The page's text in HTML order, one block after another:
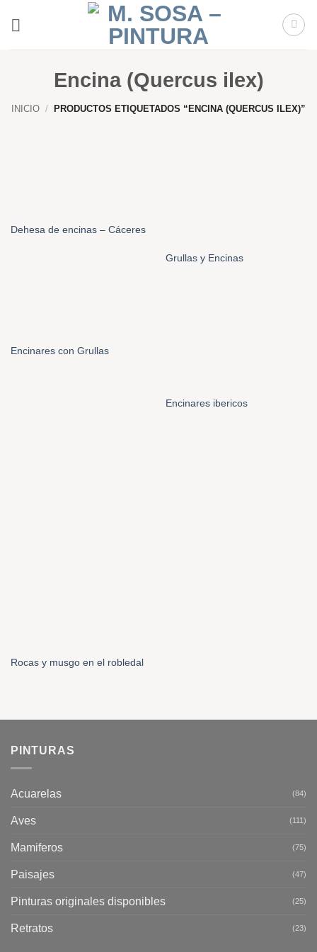
Encina (Quercus ilex)
INICIO / PRODUCTOS ETIQUETADOS “ENCINA (QUERCUS ILEX)”
Dehesa de encinas – Cáceres
Grullas y Encinas
Encinares con Grullas
Encinares ibericos
Rocas y musgo en el robledal
PINTURAS
Acuarelas (84)
Aves (111)
Mamiferos (75)
Paisajes (47)
Pinturas originales disponibles (25)
Retratos (23)